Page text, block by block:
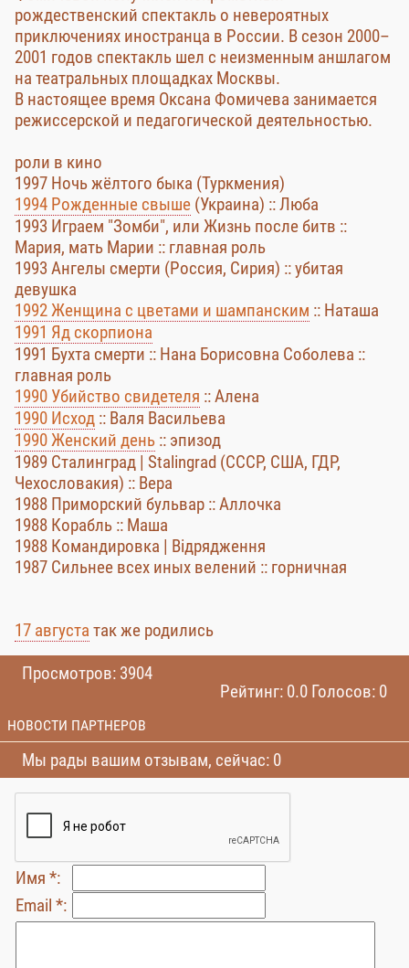
рождественский спектакль о невероятных
приключениях иностранца в России. В сезон 2000–
2001 годов спектакль шел с неизменным аншлагом
на театральных площадках Москвы.
В настоящее время Оксана Фомичева занимается
режиссерской и педагогической деятельностью.
роли в кино
1997 Ночь жёлтого быка (Туркмения)
1994 Рожденные свыше (Украина) :: Люба
1993 Играем "Зомби", или Жизнь после битв ::
Мария, мать Марии :: главная роль
1993 Ангелы смерти (Россия, Сирия) :: убитая
девушка
1992 Женщина с цветами и шампанским :: Наташа
1991 Яд скорпиона
1991 Бухта смерти :: Нана Борисовна Соболева ::
главная роль
1990 Убийство свидетеля :: Алена
1990 Исход :: Валя Васильева
1990 Женский день :: эпизод
1989 Сталинград | Stalingrad (СССР, США, ГДР,
Чехословакия) :: Вера
1988 Приморский бульвар :: Аллочка
1988 Корабль :: Маша
1988 Командировка | Відрядження
1987 Сильнее всех иных велений :: горничная
17 августа так же родились
Просмотров: 3904
Рейтинг: 0.0 Голосов: 0
НОВОСТИ ПАРТНЕРОВ
Мы рады вашим отзывам, сейчас: 0
Имя *:
Email *: